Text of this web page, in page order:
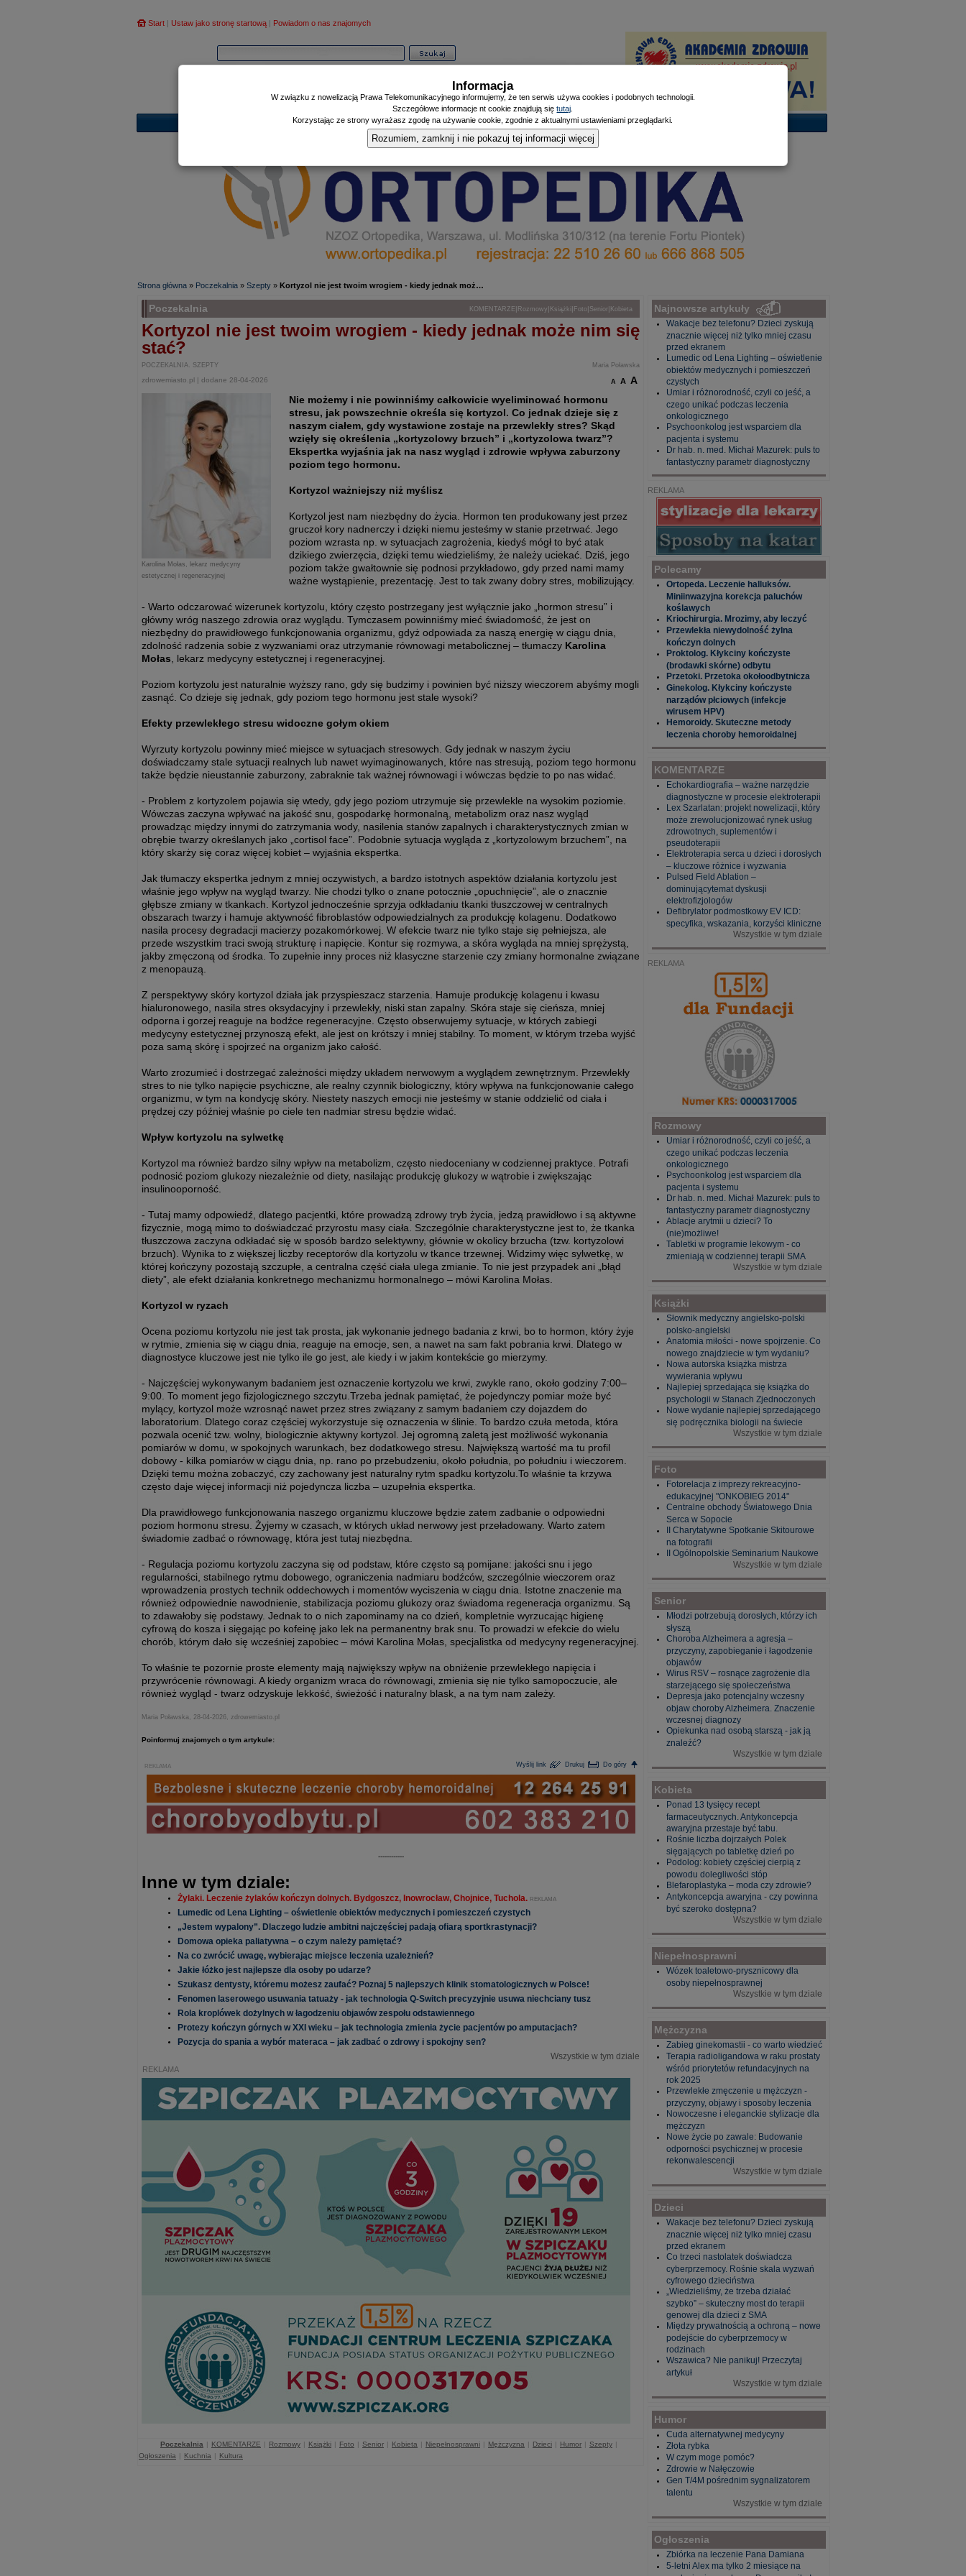
Start | Ustaw jako stronę startową | Powiadom o nas znajomych
Informator|Poczekalnia|Zdrowy Mieszczanin|Doniesienia Listonosza
Strona główna » Poczekalnia » Szepty » Kortyzol nie jest twoim wrogiem - kiedy jednak moż…
Poczekalnia KOMENTARZE | Rozmowy | Książki | Foto| Senior| Kobieta
Kortyzol nie jest twoim wrogiem - kiedy jednak może nim się
stać?
POCZEKALNIA. SZEPTY Maria Poławska
zdrowemiasto.pl | dodane 28-04-2026 A A A
Karolina Mołas, lekarz medycyny
estetycznej i regeneracyjnej
Nie możemy i nie powinniśmy całkowicie wyeliminować hormonu
stresu, jak powszechnie określa się kortyzol. Co jednak dzieje się z
naszym ciałem, gdy wystawione zostaje na przewlekły stres? Skąd
wzięły się określenia „kortyzolowy brzuch” i „kortyzolowa twarz”?
Ekspertka wyjaśnia jak na nasz wygląd i zdrowie wpływa zaburzony
poziom tego hormonu.
Kortyzol ważniejszy niż myślisz
Kortyzol jest nam niezbędny do życia. Hormon ten produkowany jest przez
gruczoł kory nadnerczy i dzięki niemu jesteśmy w stanie przetrwać. Jego
poziom wzrasta np. w sytuacjach zagrożenia, kiedyś mógł to być atak
dzikiego zwierzęcia, dzięki temu wiedzieliśmy, że należy uciekać. Dziś, jego
poziom także gwałtownie się podnosi przykładowo, gdy przed nami mamy
ważne wystąpienie, prezentację. Jest to tak zwany dobry stres, mobilizujący.
- Warto odczarować wizerunek kortyzolu, który często postrzegany jest wyłącznie jako „hormon stresu” i
główny wróg naszego zdrowia oraz wyglądu. Tymczasem powinniśmy mieć świadomość, że jest on
niezbędny do prawidłowego funkcjonowania organizmu, gdyż odpowiada za naszą energię w ciągu dnia,
zdolność radzenia sobie z wyzwaniami oraz utrzymanie równowagi metabolicznej – tłumaczy Karolina
Mołas , lekarz medycyny estetycznej i regeneracyjnej.
Poziom kortyzolu jest naturalnie wyższy rano, gdy się budzimy i powinien być niższy wieczorem abyśmy mogli
zasnąć. Co dzieje się jednak, gdy poziom tego hormonu jest stale wysoki?
Efekty przewlekłego stresu widoczne gołym okiem
Wyrzuty kortyzolu powinny mieć miejsce w sytuacjach stresowych. Gdy jednak w naszym życiu
doświadczamy stale sytuacji realnych lub nawet wyimaginowanych, które nas stresują, poziom tego hormonu
także będzie nieustannie zaburzony, zabraknie tak ważnej równowagi i wówczas będzie to po nas widać.
- Problem z kortyzolem pojawia się wtedy, gdy jego poziom utrzymuje się przewlekle na wysokim poziomie.
Wówczas zaczyna wpływać na jakość snu, gospodarkę hormonalną, metabolizm oraz nasz wygląd
prowadząc między innymi do zatrzymania wody, nasilenia stanów zapalnych i charakterystycznych zmian w
obrębie twarzy określanych jako „cortisol face”. Podobnie sytuacja wygląda z „kortyzolowym brzuchem”, na
który skarży się coraz więcej kobiet – wyjaśnia ekspertka.
Jak tłumaczy ekspertka jednym z mniej oczywistych, a bardzo istotnych aspektów działania kortyzolu jest
właśnie jego wpływ na wygląd twarzy. Nie chodzi tylko o znane potocznie „opuchnięcie”, ale o znacznie
głębsze zmiany w tkankach. Kortyzol jednocześnie sprzyja odkładaniu tkanki tłuszczowej w centralnych
obszarach twarzy i hamuje aktywność fibroblastów odpowiedzialnych za produkcję kolagenu. Dodatkowo
nasila procesy degradacji macierzy pozakomórkowej. W efekcie twarz nie tylko staje się pełniejsza, ale
przede wszystkim traci swoją strukturę i napięcie. Kontur się rozmywa, a skóra wygląda na mniej sprężystą,
jakby zmęczoną od środka. To zupełnie inny proces niż klasyczne starzenie czy zmiany hormonalne związane
z menopauzą.
Z perspektywy skóry kortyzol działa jak przyspieszacz starzenia. Hamuje produkcję kolagenu i kwasu
hialuronowego, nasila stres oksydacyjny i przewlekły, niski stan zapalny. Skóra staje się cieńsza, mniej
odporna i gorzej reaguje na bodźce regeneracyjne. Często obserwujemy sytuacje, w których zabiegi
medycyny estetycznej przynoszą efekt, ale jest on krótszy i mniej stabilny. To moment, w którym trzeba wyjść
poza samą skórę i spojrzeć na organizm jako całość.
Warto zrozumieć i dostrzegać zależności między układem nerwowym a wyglądem zewnętrznym. Przewlekły
stres to nie tylko napięcie psychiczne, ale realny czynnik biologiczny, który wpływa na funkcjonowanie całego
organizmu, w tym na kondycję skóry. Niestety naszych emocji nie jesteśmy w stanie oddzielić od ciała i
prędzej czy później właśnie po ciele ten nadmiar stresu będzie widać.
Wpływ kortyzolu na sylwetkę
Kortyzol ma również bardzo silny wpływ na metabolizm, często niedoceniany w codziennej praktyce. Potrafi
podnosić poziom glukozy niezależnie od diety, nasilając produkcję glukozy w wątrobie i zwiększając
insulinooporność.
- Tutaj mamy odpowiedź, dlatego pacjentki, które prowadzą zdrowy tryb życia, jedzą prawidłowo i są aktywne
fizycznie, mogą mimo to doświadczać przyrostu masy ciała. Szczególnie charakterystyczne jest to, że tkanka
tłuszczowa zaczyna odkładać się w sposób bardzo selektywny, głównie w okolicy brzucha (tzw. kortyzolowi
brzuch). Wynika to z większej liczby receptorów dla kortyzolu w tkance trzewnej. Widzimy więc sylwetkę, w
której kończyny pozostają szczupłe, a centralna część ciała ulega zmianie. To nie jest przypadek ani „błąd
diety”, ale efekt działania konkretnego mechanizmu hormonalnego – mówi Karolina Mołas.
Kortyzol w ryzach
Ocena poziomu kortyzolu nie jest tak prosta, jak wykonanie jednego badania z krwi, bo to hormon, który żyje
w rytmie, zmienia się w ciągu dnia, reaguje na emocje, sen, a nawet na sam fakt pobrania krwi. Dlatego w
diagnostyce kluczowe jest nie tylko ile go jest, ale kiedy i w jakim kontekście go mierzymy.
- Najczęściej wykonywanym badaniem jest oznaczenie kortyzolu we krwi, zwykle rano, około godziny 7:00–
9:00. To moment jego fizjologicznego szczytu.Trzeba jednak pamiętać, że pojedynczy pomiar może być
mylący, kortyzol może wzrosnąć nawet przez stres związany z samym badaniem czy dojazdem do
laboratorium. Dlatego coraz częściej wykorzystuje się oznaczenia w ślinie. To bardzo czuła metoda, która
pozwala ocenić tzw. wolny, biologicznie aktywny kortyzol. Jej ogromną zaletą jest możliwość wykonania
pomiarów w domu, w spokojnych warunkach, bez dodatkowego stresu. Największą wartość ma tu profil
dobowy - kilka pomiarów w ciągu dnia, np. rano po przebudzeniu, około południa, po południu i wieczorem.
Dzięki temu można zobaczyć, czy zachowany jest naturalny rytm spadku kortyzolu.To właśnie ta krzywa
często daje więcej informacji niż pojedyncza liczba – uzupełnia ekspertka.
Dla prawidłowego funkcjonowania naszego organizmu kluczowe będzie zatem zadbanie o odpowiedni
poziom hormonu stresu. Żyjemy w czasach, w których układ nerwowy jest przeładowany. Warto zatem
świadomie zadbać o równowagę, która jest tutaj niezbędna.
- Regulacja poziomu kortyzolu zaczyna się od podstaw, które często są pomijane: jakości snu i jego
regularności, stabilnego rytmu dobowego, ograniczenia nadmiaru bodźców, szczególnie wieczorem oraz
wprowadzenia prostych technik oddechowych i momentów wyciszenia w ciągu dnia. Istotne znaczenie ma
również odpowiednie nawodnienie, stabilizacja poziomu glukozy oraz świadoma regeneracja organizmu. Są
to zdawałoby się podstawy. Jednak to o nich zapominamy na co dzień, kompletnie wyrzucając higienę
cyfrową do kosza i sięgając po kofeinę jako lek na permanentny brak snu. To prowadzi w efekcie do wielu
chorób, którym dało się wcześniej zapobiec – mówi Karolina Mołas, specjalistka od medycyny regeneracyjnej.
To właśnie te pozornie proste elementy mają największy wpływ na obniżenie przewlekłego napięcia i
przywrócenie równowagi. A kiedy organizm wraca do równowagi, zmienia się nie tylko samopoczucie, ale
również wygląd - twarz odzyskuje lekkość, świeżość i naturalny blask, a na tym nam zależy.
Maria Poławska, 28-04-2026, zdrowemiasto.pl
Poinformuj znajomych o tym artykule:
Wyślij link Drukuj Do góry
REKLAMA
------------
Inne w tym dziale:
Żylaki. Leczenie żylaków kończyn dolnych. Bydgoszcz, Inowrocław, Chojnice, Tuchola. REKLAMA
Lumedic od Lena Lighting – oświetlenie obiektów medycznych i pomieszczeń czystych
„Jestem wypalony”. Dlaczego ludzie ambitni najczęściej padają ofiarą sportkrastynacji?
Domowa opieka paliatywna – o czym należy pamiętać?
Na co zwrócić uwagę, wybierając miejsce leczenia uzależnień?
Jakie łóżko jest najlepsze dla osoby po udarze?
Szukasz dentysty, któremu możesz zaufać? Poznaj 5 najlepszych klinik stomatologicznych w Polsce!
Fenomen laserowego usuwania tatuaży - jak technologia Q-Switch precyzyjnie usuwa niechciany tusz
Rola kroplówek dożyl­nych w łagodzeniu objawów zespołu odstawiennego
Protezy kończyn górnych w XXI wieku – jak technologia zmienia życie pacjentów po amputacjach?
Pozycja do spania a wybór materaca – jak zadbać o zdrowy i spokojny sen?
Wszystkie w tym dziale
REKLAMA
Poczekalnia | KOMENTARZE | Rozmowy | Książki | Foto | Senior | Kobieta | Niepełnosprawni | Mężczyzna | Dzieci | Humor | Szepty |
Ogłoszenia | Kuchnia | Kultura
Najnowsze artykuły
Wakacje bez telefonu? Dzieci zyskują
znacznie więcej niż tylko mniej czasu
przed ekranem
Lumedic od Lena Lighting – oświetlenie
obiektów medycznych i pomieszczeń
czystych
Umiar i różnorodność, czyli co jeść, a
czego unikać podczas leczenia
onkologicznego
Psychoonkolog jest wsparciem dla
pacjenta i systemu
Dr hab. n. med. Michał Mazurek: puls to
fantastyczny parametr diagnostyczny
REKLAMA
Polecamy
Ortopeda. Leczenie halluksów.
Miniinwazyjna korekcja paluchów
koślawych
Kriochirurgia. Mrozimy, aby leczyć
Przewlekła niewydolność żylna
kończyn dolnych
Proktolog. Kłykciny kończyste
(brodawki skórne) odbytu
Przetoki. Przetoka okołoodbytnicza
Ginekolog. Kłykciny kończyste
narządów płciowych (infekcje
wirusem HPV)
Hemoroidy. Skuteczne metody
leczenia choroby hemoroidalnej
KOMENTARZE
Echokardiografia – ważne narzędzie
diagnostyczne w procesie elektroterapii
Lex Szarlatan: projekt nowelizacji, który
może zrewolucjonizować rynek usług
zdrowotnych, suplementów i
pseudoterapii
Elektroterapia serca u dzieci i dorosłych
– kluczowe różnice i wyzwania
Pulsed Field Ablation –
dominującytemat dyskusji
elektrofizjologów
Defibrylator podmostkowy EV ICD:
specyfika, wskazania, korzyści kliniczne
Wszystkie w tym dziale
REKLAMA
Rozmowy
Umiar i różnorodność, czyli co jeść, a
czego unikać podczas leczenia
onkologicznego
Psychoonkolog jest wsparciem dla
pacjenta i systemu
Dr hab. n. med. Michał Mazurek: puls to
fantastyczny parametr diagnostyczny
Ablacje arytmii u dzieci? To
(nie)możliwe!
Tabletki w programie lekowym - co
zmieniają w codziennej terapii SMA
Wszystkie w tym dziale
Książki
Słownik medyczny angielsko-polski
polsko-angielski
Anatomia miłości - nowe spojrzenie. Co
nowego znajdziecie w tym wydaniu?
Nowa autorska książka mistrza
wywierania wpływu
Najlepiej sprzedająca się książka do
psychologii w Stanach Zjednoczonych
Nowe wydanie najlepiej sprzedającego
się podręcznika biologii na świecie
Wszystkie w tym dziale
Foto
Fotorelacja z imprezy rekreacyjno-
edukacyjnej "ONKOBIEG 2014"
Centralne obchody Światowego Dnia
Serca w Sopocie
II Charytatywne Spotkanie Skitourowe
na fotografii
II Ogólnopolskie Seminarium Naukowe
Wszystkie w tym dziale
Senior
Młodzi potrzebują dorosłych, którzy ich
słyszą
Choroba Alzheimera a agresja –
przyczyny, zapobieganie i łagodzenie
objawów
Wirus RSV – rosnące zagrożenie dla
starzejącego się społeczeństwa
Depresja jako potencjalny wczesny
objaw choroby Alzheimera. Znaczenie
wczesnej diagnozy
Opiekunka nad osobą starszą - jak ją
znaleźć?
Wszystkie w tym dziale
Kobieta
Ponad 13 tysięcy recept
farmaceutycznych. Antykoncepcja
awaryjna przestaje być tabu.
Rośnie liczba dojrzałych Polek
sięgających po tabletkę dzień po
Podolog: kobiety częściej cierpią z
powodu dolegliwości stóp
Blefaroplastyka – moda czy zdrowie?
Antykoncepcja awaryjna - czy powinna
być szeroko dostępna?
Wszystkie w tym dziale
Niepełnosprawni
Wózek toaletowo-prysznicowy dla
osoby niepełnosprawnej
Wszystkie w tym dziale
Mężczyzna
Zabieg ginekomastii - co warto wiedzieć
Terapia radioligandowa w raku prostaty
wśród priorytetów refundacyjnych na
rok 2025
Przewlekłe zmęczenie u mężczyzn -
przyczyny, objawy i sposoby leczenia
Nowoczesne i eleganckie stylizacje dla
mężczyzn
Nowe życie po zawale: Budowanie
odporności psychicznej w procesie
rekonwalescencji
Wszystkie w tym dziale
Dzieci
Wakacje bez telefonu? Dzieci zyskują
znacznie więcej niż tylko mniej czasu
przed ekranem
Co trzeci nastolatek doświadcza
cyberprzemocy. Rośnie skala wyzwań
cyfrowego dzieciństwa
„Wiedzieliśmy, że trzeba działać
szybko” – skuteczny most do terapii
genowej dla dzieci z SMA
Między prywatnością a ochroną – nowe
podejście do cyberprzemocy w
rodzinach
Wszawica? Nie panikuj! Przeczytaj
artykuł
Wszystkie w tym dziale
Humor
Cuda alternatywnej medycyny
Złota rybka
W czym moge pomóc?
Zdrowie w Nałęczowie
Gen T/4M pośrednim sygnalizatorem
talentu
Wszystkie w tym dziale
Ogłoszenia
Zbiórka na leczenie Pana Damiana
5-letni Alex ma tylko 2 miesiące na
Informacja
W związku z nowelizacją Prawa Telekomunikacyjnego informujemy, że ten serwis używa cookies i podobnych technologii.
Szczegółowe informacje nt cookie znajdują siętutaj
Korzystając ze strony wyrażasz zgodę na używanie cookie, zgodnie z aktualnymi ustawieniami przeglądarki.
Rozumiem, zamknij i nie pokazuj tej informacji więcej